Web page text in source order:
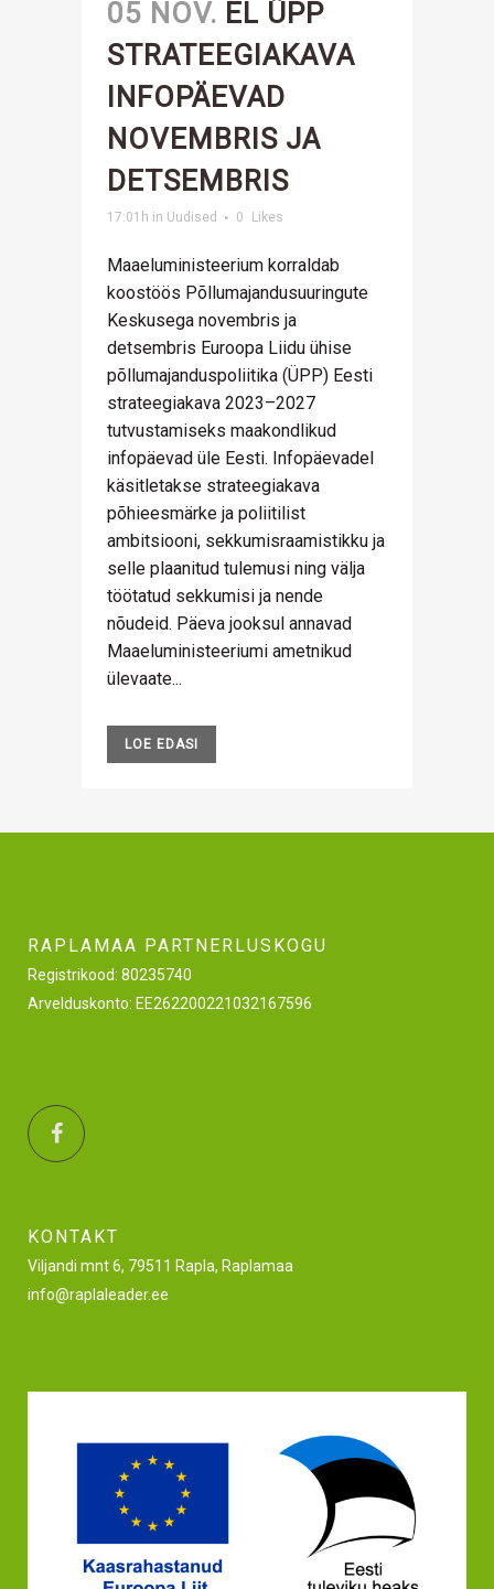
05 NOV. EL ÜPP
STRATEEGIAKAVA
INFOPÄEVAD
NOVEMBRIS JA
DETSEMBRIS
17:01h in Uudised 0 Likes
Maaeluministeerium korraldab
koostöös Põllumajandusuuringute
Keskusega novembris ja
detsembris Euroopa Liidu ühise
põllumajanduspoliitika (ÜPP) Eesti
strateegiakava 2023–2027
tutvustamiseks maakondlikud
infopäevad üle Eesti. Infopäevadel
käsitletakse strateegiakava
põhieesmärke ja poliitilist
ambitsiooni, sekkumisraamistikku ja
selle plaanitud tulemusi ning välja
töötatud sekkumisi ja nende
nõudeid. Päeva jooksul annavad
Maaeluministeeriumi ametnikud
ülevaate...
LOE EDASI
RAPLAMAA PARTNERLUSKOGU
Registrikood: 80235740
Arvelduskonto: EE262200221032167596
KONTAKT
Viljandi mnt 6, 79511 Rapla, Raplamaa
info@raplaleader.ee